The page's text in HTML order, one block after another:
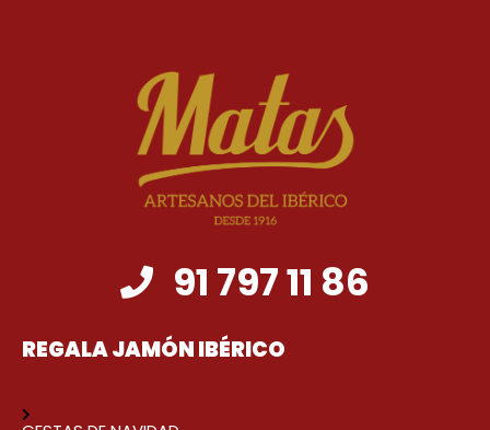
91 797 11 86
REGALA JAMÓN IBÉRICO